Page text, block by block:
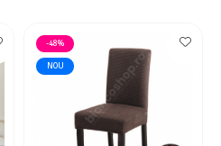
-48%
NOU